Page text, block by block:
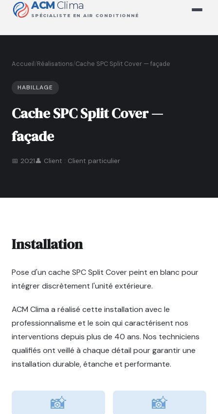
ACM Clima
SPÉCIALISTE EN AIR CONDITIONNÉ
Accueil/Réalisations/Cache SPC Split Cover — façade
HABILLAGE
Cache SPC Split Cover —
façade
📅 2021👤 Client : Client particulier
Installation
Pose d'un cache SPC Split Cover peint en blanc pour
intégrer discrètement l'unité extérieure.
ACM Clima a réalisé cette installation avec le
professionnalisme et le soin qui caractérisent nos
interventions depuis plus de 40 ans. Nos techniciens
qualifiés ont veillé à chaque détail pour garantir une
installation durable, étanche et performante.
📸
📸